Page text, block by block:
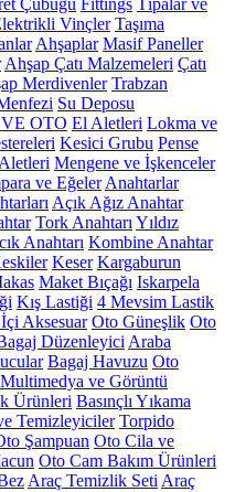
Çubuğu Fittings Tıpalar ve
Vinçler Taşıma
Ahşaplar Masif Paneller
Ahşap Çatı Malzemeleri Çatı
Merdivenler Trabzan
Su Deposu
OTO El Aletleri Lokma ve
Kesici Grubu Pense
Mengene ve İşkenceler
ve Eğeler Anahtarlar
Açık Ağız Anahtar
Tork Anahtarı Yıldız
Anahtarı Kombine Anahtar
Keser Kargaburun
Maket Bıçağı Iskarpela
Kış Lastiği 4 Mevsim Lastik
Aksesuar Oto Güneşlik Oto
Düzenleyici Araba
Bagaj Havuzu Oto
ve Görüntü
Ürünleri Basınçlı Yıkama
Temizleyiciler Torpido
Şampuan Oto Cila ve
Oto Cam Bakım Ürünleri
Araç Temizlik Seti Araç